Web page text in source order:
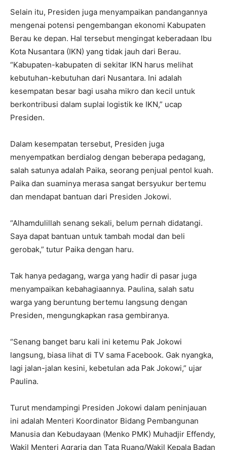
Selain itu, Presiden juga menyampaikan pandangannya
mengenai potensi pengembangan ekonomi Kabupaten
Berau ke depan. Hal tersebut mengingat keberadaan Ibu
Kota Nusantara (IKN) yang tidak jauh dari Berau.
“Kabupaten-kabupaten di sekitar IKN harus melihat
kebutuhan-kebutuhan dari Nusantara. Ini adalah
kesempatan besar bagi usaha mikro dan kecil untuk
berkontribusi dalam suplai logistik ke IKN,” ucap
Presiden.
Dalam kesempatan tersebut, Presiden juga
menyempatkan berdialog dengan beberapa pedagang,
salah satunya adalah Paika, seorang penjual pentol kuah.
Paika dan suaminya merasa sangat bersyukur bertemu
dan mendapat bantuan dari Presiden Jokowi.
“Alhamdulillah senang sekali, belum pernah didatangi.
Saya dapat bantuan untuk tambah modal dan beli
gerobak,” tutur Paika dengan haru.
Tak hanya pedagang, warga yang hadir di pasar juga
menyampaikan kebahagiaannya. Paulina, salah satu
warga yang beruntung bertemu langsung dengan
Presiden, mengungkapkan rasa gembiranya.
“Senang banget baru kali ini ketemu Pak Jokowi
langsung, biasa lihat di TV sama Facebook. Gak nyangka,
lagi jalan-jalan kesini, kebetulan ada Pak Jokowi,” ujar
Paulina.
Turut mendampingi Presiden Jokowi dalam peninjauan
ini adalah Menteri Koordinator Bidang Pembangunan
Manusia dan Kebudayaan (Menko PMK) Muhadjir Effendy,
Wakil Menteri Agraria dan Tata Ruang/Wakil Kepala Badan